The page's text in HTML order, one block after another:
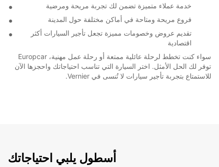
خدمة عملاء متميزة تضمن لك تجربة مريحة ومرضية
فروع مريحة ومتاحة في أماكن مختلفة حول المدينة
تقديم عروض وخصومات مميزة تجعل تأجير السيارات أكثر
اقتصادية
سواء كنت تخطط لرحلة عائلية ممتعة أو رحلة عمل مهنية، Europcar
توفر لك الحل الأمثل. اختر السيارة التي تناسب احتياجاتك واحجزها الآن
للاستمتاع بتجربة تأجير سيارات لا تُنسى في Vernier.
أسطول يلبي احتياجاتك